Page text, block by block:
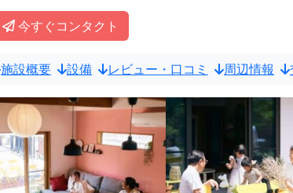
今すぐコンタクト
施設概要 設備 レビュー・口コミ 周辺情報